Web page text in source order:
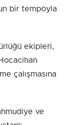
bir tempoyla
ekipleri,
çalışmasına
ve